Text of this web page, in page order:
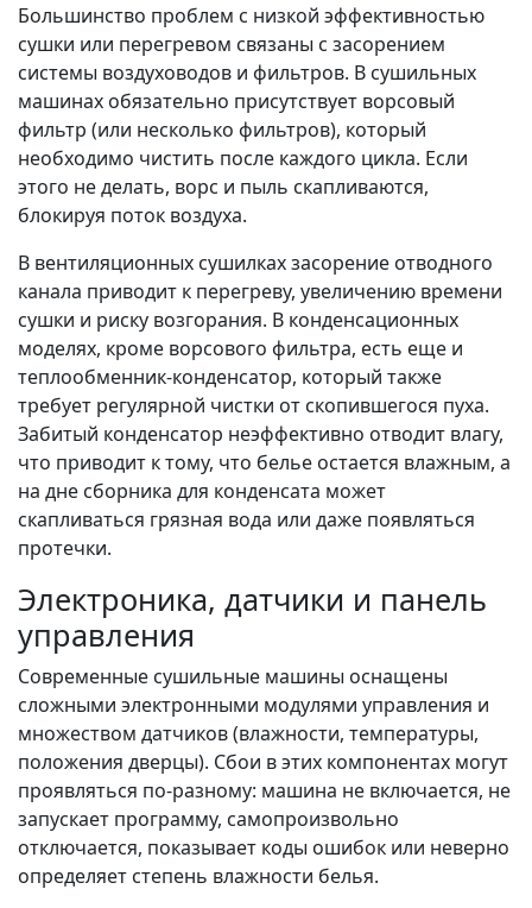
Большинство проблем с низкой эффективностью
сушки или перегревом связаны с засорением
системы воздуховодов и фильтров. В сушильных
машинах обязательно присутствует ворсовый
фильтр (или несколько фильтров), который
необходимо чистить после каждого цикла. Если
этого не делать, ворс и пыль скапливаются,
блокируя поток воздуха.
В вентиляционных сушилках засорение отводного
канала приводит к перегреву, увеличению времени
сушки и риску возгорания. В конденсационных
моделях, кроме ворсового фильтра, есть еще и
теплообменник-конденсатор, который также
требует регулярной чистки от скопившегося пуха.
Забитый конденсатор неэффективно отводит влагу,
что приводит к тому, что белье остается влажным, а
на дне сборника для конденсата может
скапливаться грязная вода или даже появляться
протечки.
Электроника, датчики и панель
управления
Современные сушильные машины оснащены
сложными электронными модулями управления и
множеством датчиков (влажности, температуры,
положения дверцы). Сбои в этих компонентах могут
проявляться по-разному: машина не включается, не
запускает программу, самопроизвольно
отключается, показывает коды ошибок или неверно
определяет степень влажности белья.